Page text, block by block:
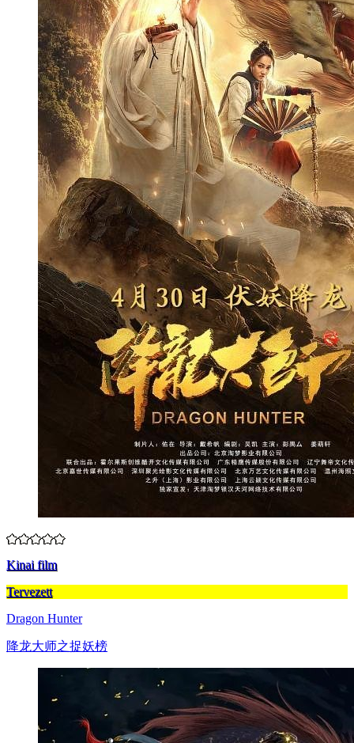
Kinai film
Tervezett
Dragon Hunter
降龙大师之捉妖榜